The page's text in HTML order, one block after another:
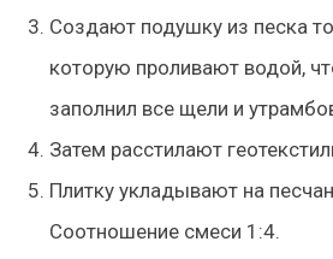
Создают подушку из песка
которую проливают водой,
заполнил все щели и
Затем расстилают
Плитку укладывают на
Соотношение смеси 1:4.